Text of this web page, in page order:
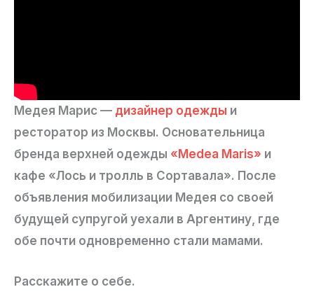
Медея Марис — дизайнер одежды и
ресторатор из Москвы. Основательница
бренда верхней одежды «Medea Maris» и
кафе «Лось и тролль в Сортавала». После
объявления мобилизации Медея со своей
будущей супругой уехали в Аргентину, где
обе почти одновременно стали мамами.
Расскажите о себе.